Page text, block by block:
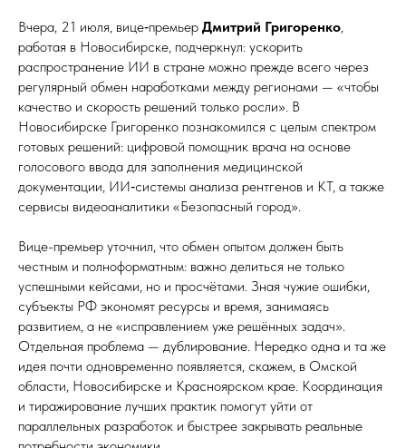
Вчера, 21 июля, вице‑премьер Дмитрий Григоренко,
работая в Новосибирске, подчеркнул: ускорить
распространение ИИ в стране можно прежде всего через
регулярный обмен наработками между регионами — «чтобы
качество и скорость решений только росли». В
Новосибирске Григоренко познакомился с целым спектром
готовых решений: цифровой помощник врача на основе
голосового ввода для заполнения медицинской
документации, ИИ‑системы анализа рентгенов и КТ, а также
сервисы видеоаналитики «Безопасный город».
Вице-премьер уточнил, что обмен опытом должен быть
честным и полноформатным: важно делиться не только
успешными кейсами, но и просчётами. Зная чужие ошибки,
субъекты РФ экономят ресурсы и время, занимаясь
развитием, а не «исправлением уже решённых задач».
Отдельная проблема — дублирование. Нередко одна и та же
идея почти одновременно появляется, скажем, в Омской
области, Новосибирске и Красноярском крае. Координация
и тиражирование лучших практик помогут уйти от
параллельных разработок и быстрее закрывать реальные